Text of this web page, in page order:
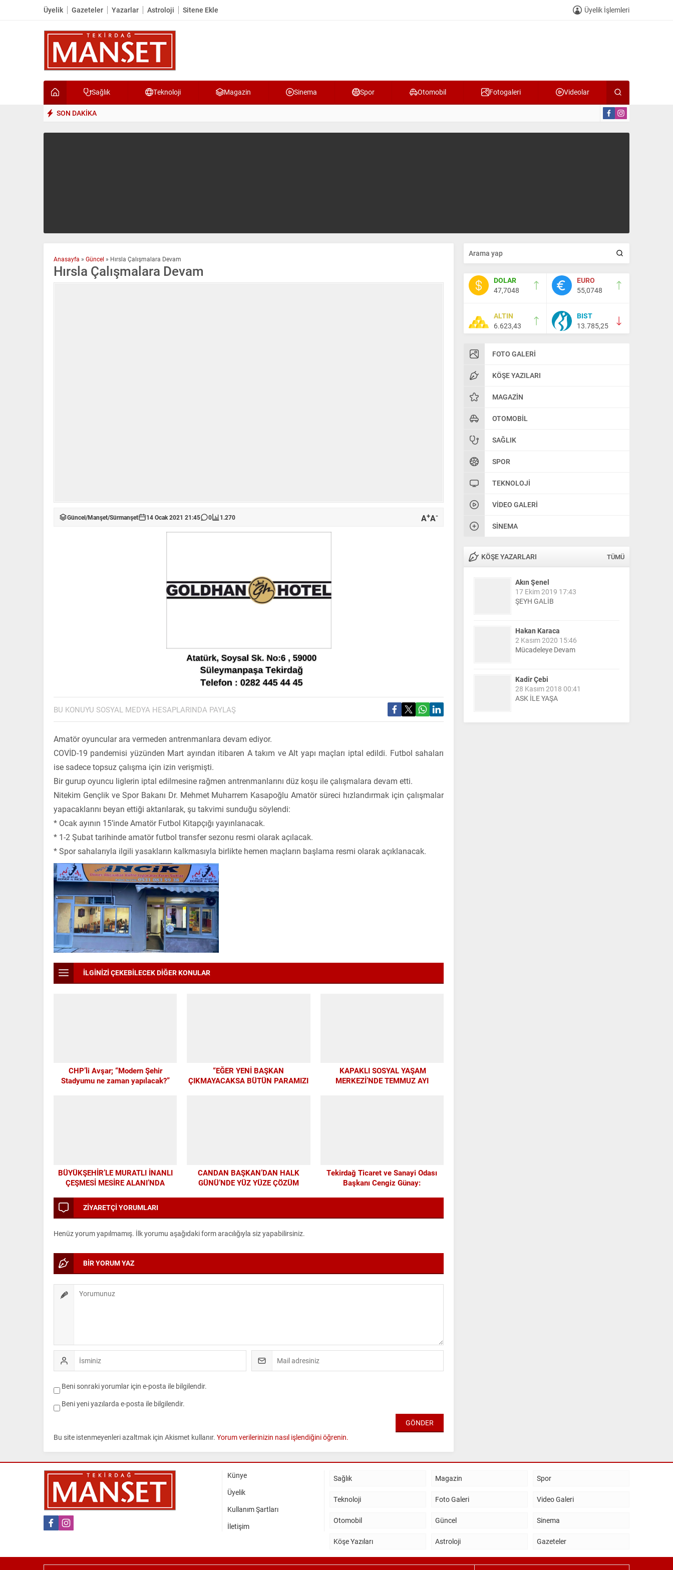
Üyelik Gazeteler Yazarlar Astroloji Sitene Ekle Üyelik İşlemleri
Sağlık Teknoloji Magazin Sinema Spor Otomobil Fotogaleri Videolar
SON DAKİKA
DOLAR
47,7048
EURO
55,0748
ALTIN
6.623,43
BIST
13.785,25
FOTO GALERI
KÖŞE YAZILARI
MAGAZIN
OTOMOBIL
SAĞLIK
SPOR
TEKNOLOJI
VIDEO GALERI
SINEMA
KÖŞE YAZARLARI TÜMÜ
Akın Şenel
17 Ekim 2019 17:43
ŞEYH GALİB
Hakan Karaca
2 Kasım 2020 15:46
Mücadeleye Devam
Kadir Çebi
28 Kasım 2018 00:41
ASK İLE YAŞA
Anasayfa » Güncel » Hırsla Çalışmalara Devam
Hırsla Çalışmalara Devam
Güncel/Manşet/Sürmanşet 14 Ocak 2021 21:45 0 1.270 A+A-
BU KONUYU SOSYAL MEDYA HESAPLARINDA PAYLAŞ
Amatör oyuncular ara vermeden antrenmanlara devam ediyor.
COVİD-19 pandemisi yüzünden Mart ayından itibaren A takım ve Alt yapı maçları iptal edildi. Futbol sahaları
ise sadece topsuz çalışma için izin verişmişti.
Bir gurup oyuncu liglerin iptal edilmesine rağmen antrenmanlarını düz koşu ile çalışmalara devam etti.
Nitekim Gençlik ve Spor Bakanı Dr. Mehmet Muharrem Kasapoğlu Amatör süreci hızlandırmak için çalışmalar
yapacaklarını beyan ettiği aktarılarak, şu takvimi sunduğu söylendi:
* Ocak ayının 15’inde Amatör Futbol Kitapçığı yayınlanacak.
* 1-2 Şubat tarihinde amatör futbol transfer sezonu resmi olarak açılacak.
* Spor sahalarıyla ilgili yasakların kalkmasıyla birlikte hemen maçların başlama resmi olarak açıklanacak.
İLGİNİZİ ÇEKEBİLECEK DİĞER KONULAR
CHP’li Avşar; “Modern Şehir
Stadyumu ne zaman yapılacak?”
“EĞER YENİ BAŞKAN
ÇIKMAYACAKSA BÜTÜN PARAMIZI
KAPAKLI SOSYAL YAŞAM
MERKEZİ’NDE TEMMUZ AYI
BÜYÜKŞEHİR’LE MURATLI İNANLI
ÇEŞMESİ MESİRE ALANI’NDA
CANDAN BAŞKAN’DAN HALK
GÜNÜ’NDE YÜZ YÜZE ÇÖZÜM
Tekirdağ Ticaret ve Sanayi Odası
Başkanı Cengiz Günay:
ZİYARETÇİ YORUMLARI
Henüz yorum yapılmamış. İlk yorumu aşağıdaki form aracılığıyla siz yapabilirsiniz.
BİR YORUM YAZ
Beni sonraki yorumlar için e-posta ile bilgilendir.
Beni yeni yazılarda e-posta ile bilgilendir.
Bu site istenmeyenleri azaltmak için Akismet kullanır. Yorum verilerinizin nasıl işlendiğini öğrenin.
Künye
Üyelik
Kullanım Şartları
İletişim
Sağlık Magazin Spor
Teknoloji Foto Galeri Video Galeri
Otomobil Güncel Sinema
Köşe Yazıları Astroloji Gazeteler